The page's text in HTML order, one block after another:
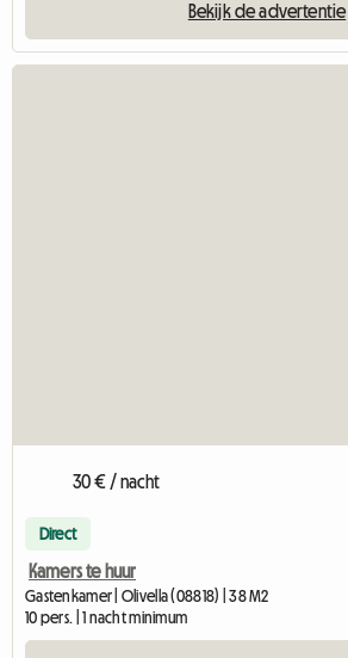
Bekijk de advertentie
30 € / nacht
Direct
Kamers te huur
Gastenkamer | Olivella (08818) | 38 M2
10 pers. | 1 nacht minimum